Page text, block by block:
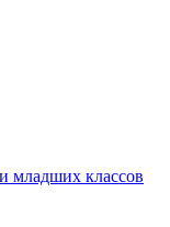
младших классов